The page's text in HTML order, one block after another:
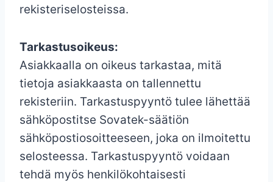
rekisteriselosteissa.
Tarkastusoikeus:
Asiakkaalla on oikeus tarkastaa, mitä
tietoja asiakkaasta on tallennettu
rekisteriin. Tarkastuspyyntö tulee lähettää
sähköpostitse Sovatek-säätiön
sähköpostiosoitteeseen, joka on ilmoitettu
selosteessa. Tarkastuspyyntö voidaan
tehdä myös henkilökohtaisesti